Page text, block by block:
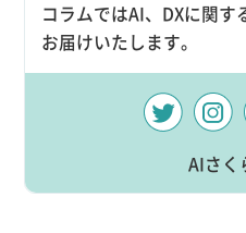
コラムではAI、DXに関
お届けいたします。
AIさく